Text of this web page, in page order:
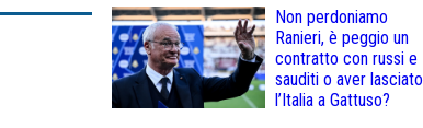
Non perdoniamo
Ranieri, è peggio un
contratto con russi e
sauditi o aver lasciato
l’Italia a Gattuso?